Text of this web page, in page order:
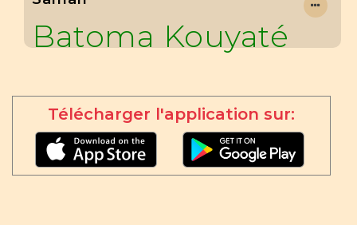
Batoma Kouyaté
Télécharger l'application sur: